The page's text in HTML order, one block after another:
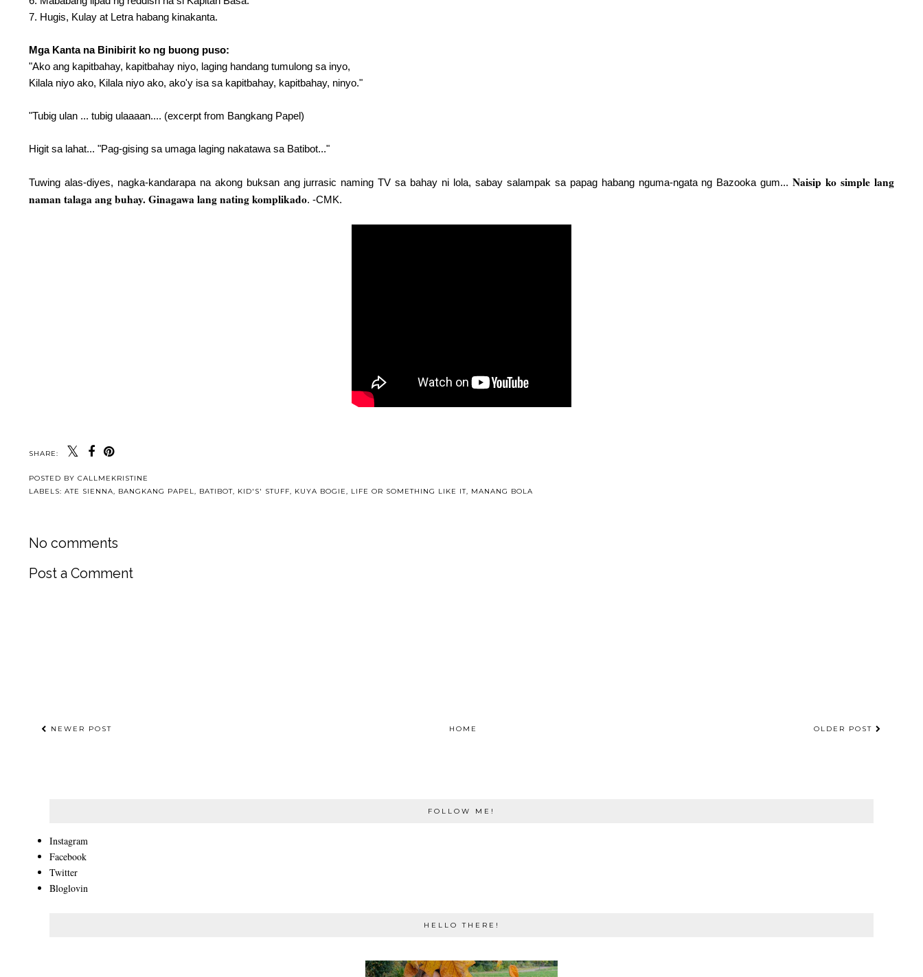
7. Hugis, Kulay at Letra habang kinakanta.
Mga Kanta na Binibirit ko ng buong puso:
"Ako ang kapitbahay, kapitbahay niyo, laging handang tumulong sa inyo,
Kilala niyo ako, Kilala niyo ako, ako'y isa sa kapitbahay, kapitbahay, ninyo."
"Tubig ulan ... tubig ulaaaan.... (excerpt from Bangkang Papel)
Higit sa lahat... "Pag-gising sa umaga laging nakatawa sa Batibot..."
Tuwing alas-diyes, nagka-kandarapa na akong buksan ang jurrasic naming TV sa bahay ni lola, sabay salampak sa papag habang nguma-ngata ng Bazooka gum...Naisip ko simple lang
naman talaga ang buhay. Ginagawa lang nating komplikado. -CMK.
SHARE:
POSTED BY CALLMEKRISTINE
LABELS: ATE SIENNA BANGKANG PAPEL BATIBOT KID'S' STUFF KUYA BOGIE LIFE OR SOMETHING LIKE IT MANANG BOLA
No comments
Post a Comment
NEWER POST OLDER POST
HOME
FOLLOW ME!
Instagram
Facebook
Twitter
Bloglovin
HELLO THERE!